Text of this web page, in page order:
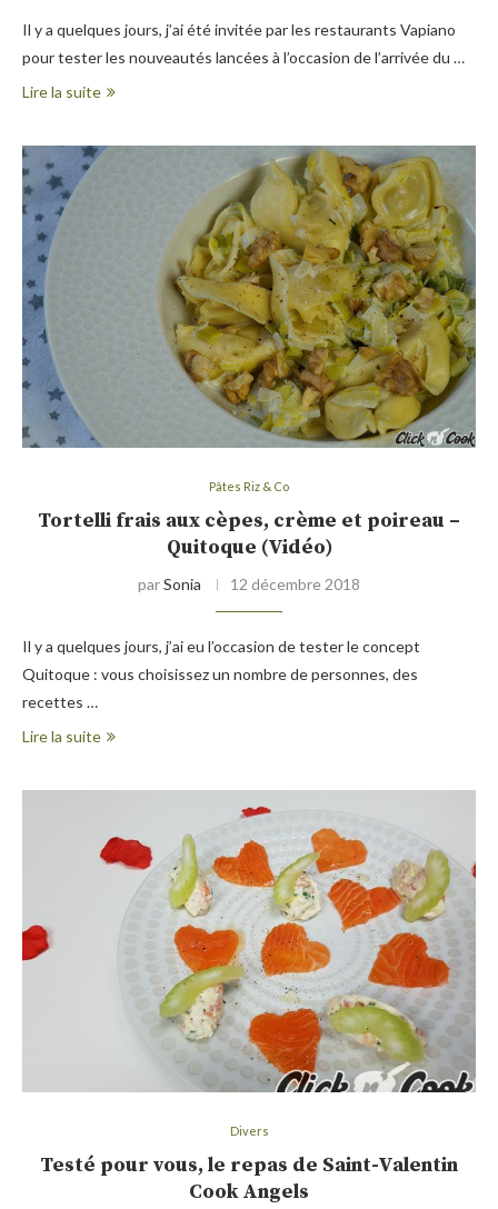
Il y a quelques jours, j’ai été invitée par les restaurants Vapiano
pour tester les nouveautés lancées à l’occasion de l’arrivée du …
Lire la suite
Pâtes Riz & Co
Tortelli frais aux cèpes, crème et poireau –
Quitoque (Vidéo)
parSonia 12 décembre 2018
Il y a quelques jours, j’ai eu l’occasion de tester le concept
Quitoque : vous choisissez un nombre de personnes, des
recettes …
Lire la suite
Divers
Testé pour vous, le repas de Saint-Valentin
Cook Angels